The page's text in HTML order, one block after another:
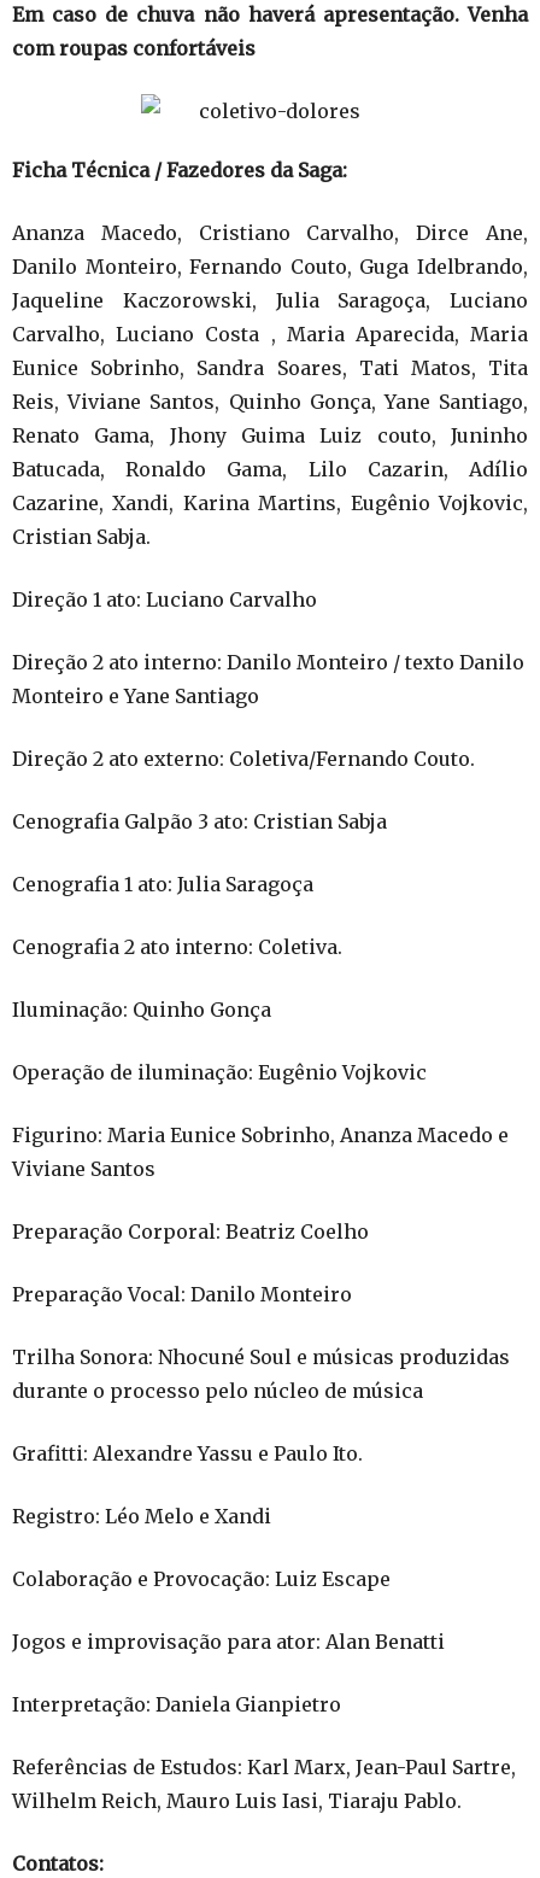
Em caso de chuva não haverá apresentação. Venha
com roupas confortáveis
Ficha Técnica / Fazedores da Saga:
Ananza Macedo, Cristiano Carvalho, Dirce Ane,
Danilo Monteiro, Fernando Couto, Guga Idelbrando,
Jaqueline Kaczorowski, Julia Saragoça, Luciano
Carvalho, Luciano Costa , Maria Aparecida, Maria
Eunice Sobrinho, Sandra Soares, Tati Matos, Tita
Reis, Viviane Santos, Quinho Gonça, Yane Santiago,
Renato Gama, Jhony Guima Luiz couto, Juninho
Batucada, Ronaldo Gama, Lilo Cazarin, Adílio
Cazarine, Xandi, Karina Martins, Eugênio Vojkovic,
Cristian Sabja.
Direção 1 ato: Luciano Carvalho
Direção 2 ato interno: Danilo Monteiro / texto Danilo
Monteiro e Yane Santiago
Direção 2 ato externo: Coletiva/Fernando Couto.
Cenografia Galpão 3 ato: Cristian Sabja
Cenografia 1 ato: Julia Saragoça
Cenografia 2 ato interno: Coletiva.
Iluminação: Quinho Gonça
Operação de iluminação: Eugênio Vojkovic
Figurino: Maria Eunice Sobrinho, Ananza Macedo e
Viviane Santos
Preparação Corporal: Beatriz Coelho
Preparação Vocal: Danilo Monteiro
Trilha Sonora: Nhocuné Soul e músicas produzidas
durante o processo pelo núcleo de música
Grafitti: Alexandre Yassu e Paulo Ito.
Registro: Léo Melo e Xandi
Colaboração e Provocação: Luiz Escape
Jogos e improvisação para ator: Alan Benatti
Interpretação: Daniela Gianpietro
Referências de Estudos: Karl Marx, Jean-Paul Sartre,
Wilhelm Reich, Mauro Luis Iasi, Tiaraju Pablo.
Contatos: